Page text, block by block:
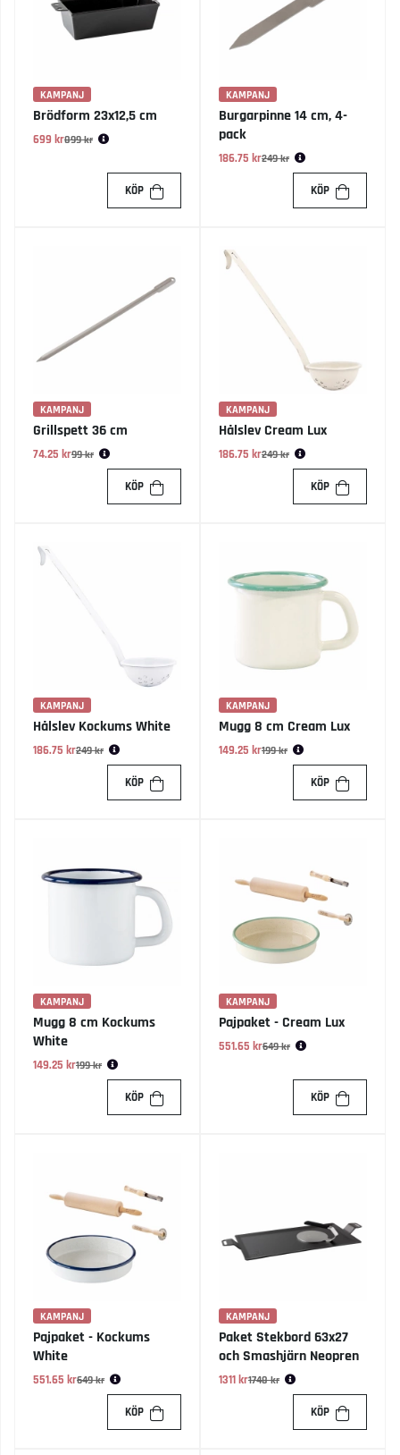
KAMPANJ
Brödform 23x12,5 cm
699 kr
Ordinarie pris:
899 kr
KÖP
KAMPANJ
Burgarpinne 14 cm, 4-
pack
186.75 kr
Ordinarie pris:
249 kr
KÖP
KAMPANJ
Grillspett 36 cm
74.25 kr
Ordinarie pris:
99 kr
KÖP
KAMPANJ
Hålslev Cream Lux
186.75 kr
Ordinarie pris:
249 kr
KÖP
KAMPANJ
Hålslev Kockums White
186.75 kr
Ordinarie pris:
249 kr
KÖP
KAMPANJ
Mugg 8 cm Cream Lux
149.25 kr
Ordinarie pris:
199 kr
KÖP
KAMPANJ
Mugg 8 cm Kockums
White
149.25 kr
Ordinarie pris:
199 kr
KÖP
KAMPANJ
Pajpaket - Cream Lux
551.65 kr
Ordinarie pris:
649 kr
KÖP
KAMPANJ
Pajpaket - Kockums
White
551.65 kr
Ordinarie pris:
649 kr
KÖP
KAMPANJ
Paket Stekbord 63x27
och Smashjärn Neopren
1311 kr
Ordinarie pris:
1748 kr
KÖP